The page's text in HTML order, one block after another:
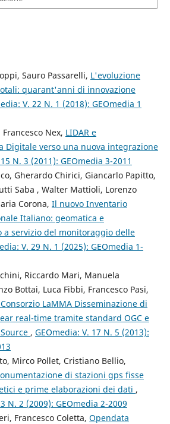
Sauro Passarelli, L'evoluzione
quarant'anni di innovazione
V. 22 N. 1 (2018): GEOmedia 1
Nex, LIDAR e
Digitale verso una nuova integrazione
N. 3 (2011): GEOmedia 3-2011
Gherardo Chirici, Giancarlo Papitto,
Saba , Walter Mattioli, Lorenzo
Corona, Il nuovo Inventario
Italiano: geomatica e
a servizio del monitoraggio delle
V. 29 N. 1 (2025): GEOmedia 1-
Riccardo Mari, Manuela
Bottai, Luca Fibbi, Francesco Pasi,
LaMMA Disseminazione di
real-time tramite standard OGC e
, GEOmedia: V. 17 N. 5 (2013):
Mirco Pollet, Cristiano Bellio,
di stazioni gps fisse
e prime elaborazioni dei dati ,
N. 2 (2009): GEOmedia 2-2009
Francesco Coletta, Opendata